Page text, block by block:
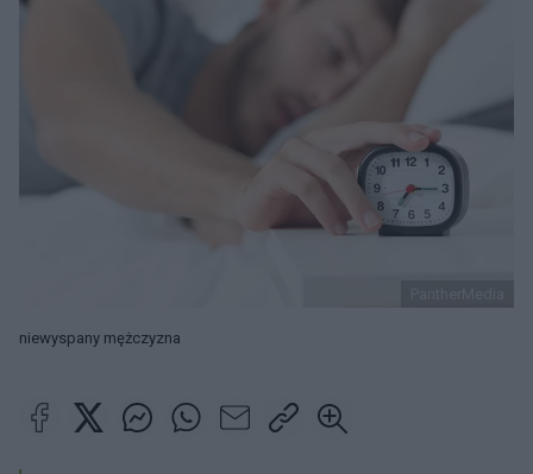
niewyspany mężczyzna